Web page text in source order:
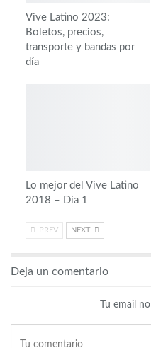
Vive Latino 2023:
Boletos, precios,
transporte y bandas por
día
Lo mejor del Vive Latino
2018 – Día 1
PREV NEXT
Deja un comentario
Tu email